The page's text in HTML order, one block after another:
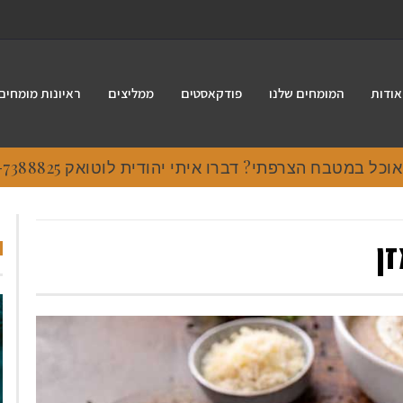
אודות המומחים שלנו פודקאסטים ממליצים ראיונות
במטבח הצרפתי? דברו איתי יהודית לוטואק 054-7388825.